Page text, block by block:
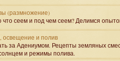
(размножение)
что сеем и под чем сеем? Делимся
освещение и полив
за Адениумом. Рецепты земляных
и режимы полива.